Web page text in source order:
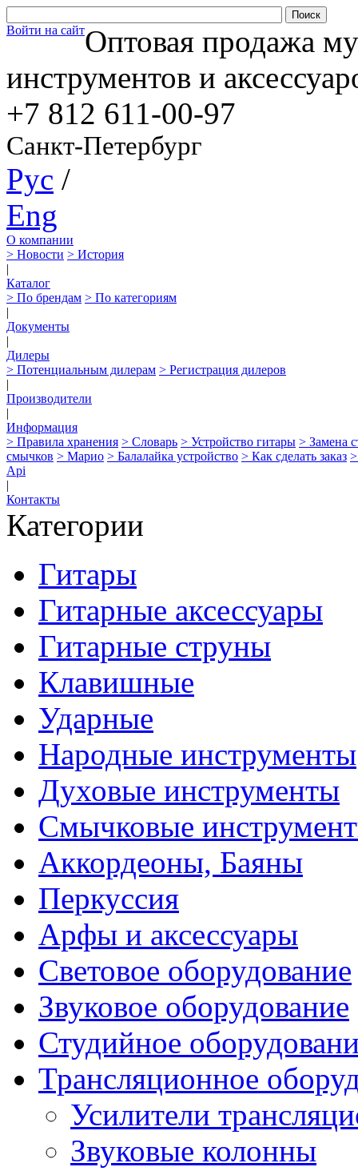
Войти на сайтОптовая продажа
инструментов и
+7 812 611-00-97
Санкт-Петербург
Рус /
Eng
О компании
> Новости > История
|
Каталог
> По брендам > По категориям
|
Документы
|
Дилеры
> Потенциальным дилерам > Регистрация дилеров
|
Производители
|
Информация
> Правила хранения > Словарь > Устройство гитары > Замена
смычков > Марио > Балалайка устройство > Как сделать заказ
Api
|
Контакты
Категории
Гитары
Гитарные аксессуары
Гитарные струны
Клавишные
Ударные
Народные инструменты
Духовые инструменты
Смычковые
Аккордеоны, Баяны
Перкуссия
Арфы и аксессуары
Световое оборудование
Звуковое оборудование
Студийное
Трансляционное
Усилители
Звуковые колонны